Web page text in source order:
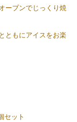
ーブンでじっくり焼
ともにアイスをお楽
セット